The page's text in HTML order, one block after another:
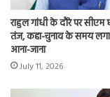
राहुल गांधी के दौरे पर सीएम
तंज, कहा-चुनाव के समय लगा
आना-जाना
July 11, 2026